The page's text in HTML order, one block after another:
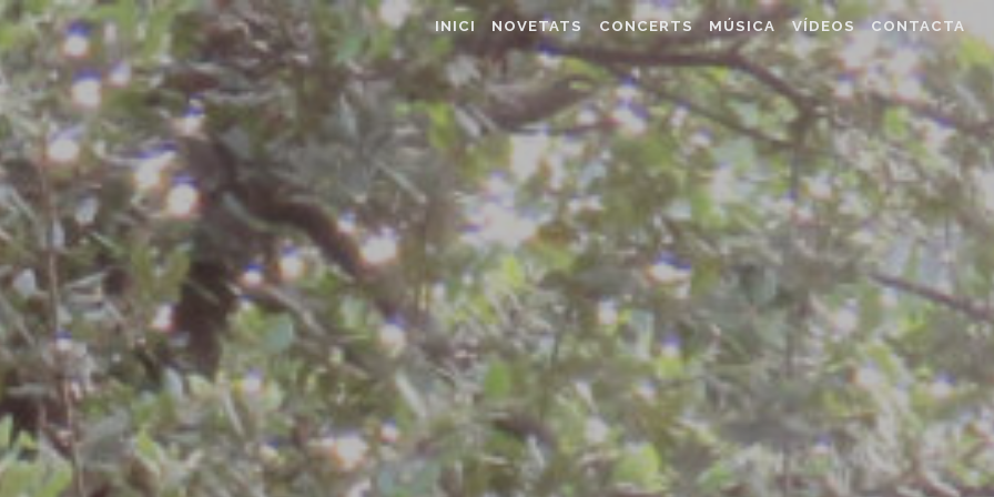
INICI NOVETATS CONCERTS MÚSICA VÍDEOS CONTACTA